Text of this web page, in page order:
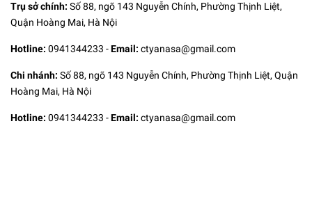
Trụ sở chính: Số 88, ngõ 143 Nguyễn Chính, Phường Thịnh Liệt,
Quận Hoàng Mai, Hà Nội
Hotline: 0941344233 -Email: ctyanasa@gmail.com
Chi nhánh: Số 88, ngõ 143 Nguyễn Chính, Phường Thịnh Liệt, Quận
Hoàng Mai, Hà Nội
Hotline: 0941344233 -Email: ctyanasa@gmail.com